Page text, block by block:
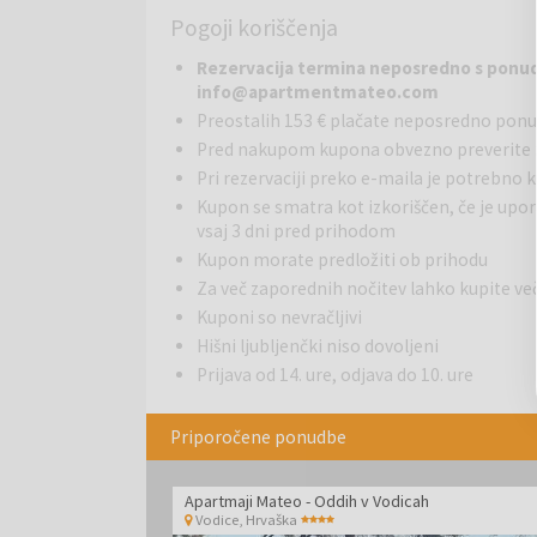
Modri apartma je najbolj prostoren, velikosti 70
dnevno sobo z raztegljivim kavčem. Modri
tudi za 4 odrasle osebe. Apartma ima tudi
jedilnim priborom za prijetno bivanje. Cena
Zeleni apartma je zelo moderen in udoben,
posteljama in dnevno sobo z raztegljivim kavčem.
najbolj udobno bivanje. Terasa se deli z rdečim
najbolj primeren za družino z 2 otrokoma,
doplačilo.
Beli apartma je velikosti 50 m2 (z vključeno
raztegljivim kavčem. Beli apartma je odlična izbira
udobnem bivanju. Jedilni pribor in posteljnina sta
Dodatno ležišče je možno uz doplačilo.
Rdeči apartma
za 2 odrasli osebi, še posebej za mlade pare.
Pogoji koriščenja
Rezervacija termina neposredno s
info@apartmentmateo.com
Preostalih 153 € plačate neposredno
Pred nakupom kupona obvezno preverite
Pri rezervaciji preko e-maila je potrebno
Kupon se smatra kot izkoriščen, če je
vsaj 3 dni pred prihodom
Kupon morate predložiti ob prihodu
Za več zaporednih nočitev lahko kupite
Kuponi so nevračljivi
Hišni ljubljenčki niso dovoljeni
Prijava od 14. ure, odjava do 10. ure
Priporočene ponudbe
Apartmaji Mateo - Oddih v Vodicah
Vodice Hrvaška